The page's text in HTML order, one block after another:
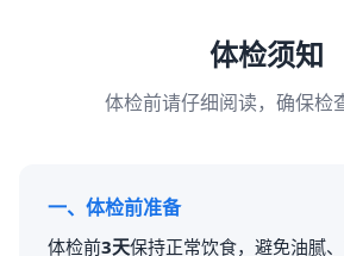
体检须知
体检前请仔细阅读，确保检
一、体检前准备
体检前3天保持正常饮食，避免油腻